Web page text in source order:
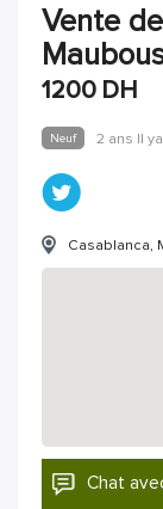
Vente
1200 DH
Neuf 2 ans Il ya
Casablanca,
Chat